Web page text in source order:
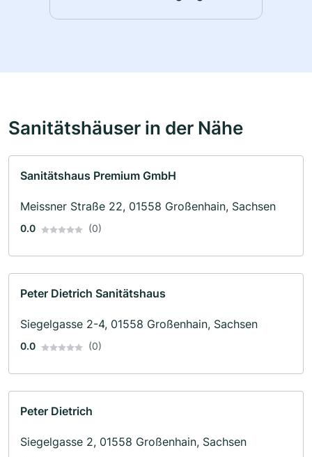
Sanitätshäuser in der Nähe
Sanitätshaus Premium GmbH
Meissner Straße 22, 01558 Großenhain, Sachsen
0.0 (0)
Peter Dietrich Sanitätshaus
Siegelgasse 2-4, 01558 Großenhain, Sachsen
0.0 (0)
Peter Dietrich
Siegelgasse 2, 01558 Großenhain, Sachsen